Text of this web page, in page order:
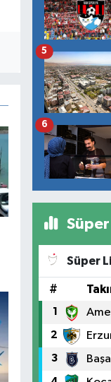
5
6
Süper
#
1
2
3